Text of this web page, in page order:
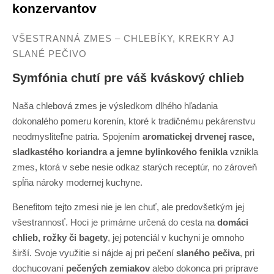
konzervantov
VŠESTRANNÁ ZMES – CHLEBÍKY, KREKRY AJ
SLANÉ PEČIVO
Symfónia chutí pre váš kváskový chlieb
Naša chlebová zmes je výsledkom dlhého hľadania
dokonalého pomeru korenín, ktoré k tradičnému pekárenstvu
neodmysliteľne patria. Spojením aromatickej drvenej rasce,
sladkastého koriandra a jemne bylinkového feniklavznikla
zmes, ktorá v sebe nesie odkaz starých receptúr, no zároveň
spĺňa nároky modernej kuchyne.
Benefitom tejto zmesi nie je len chuť, ale predovšetkým jej
všestrannosť. Hoci je primárne určená do cesta na domáci
chlieb, rožky či bagety, jej potenciál v kuchyni je omnoho
širší. Svoje využitie si nájde aj pri pečení slaného pečiva, pri
dochucovaní pečených zemiakov alebo dokonca pri príprave